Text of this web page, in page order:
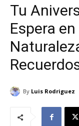
Tu
Espera
By Luis Rodriguez